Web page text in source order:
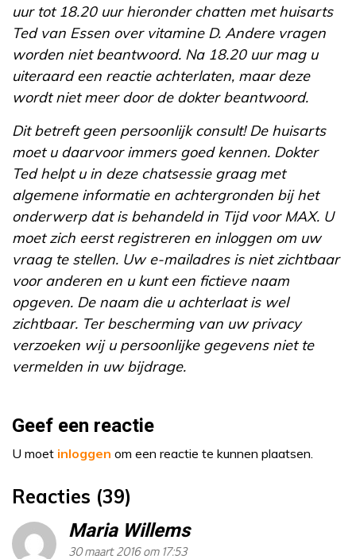
uur tot 18.20 uur hieronder chatten met huisarts
Ted van Essen over vitamine D. Andere vragen
worden niet beantwoord. Na 18.20 uur mag u
uiteraard een reactie achterlaten, maar deze
wordt niet meer door de dokter beantwoord.
Dit betreft geen persoonlijk consult! De huisarts
moet u daarvoor immers goed kennen. Dokter
Ted helpt u in deze chatsessie graag met
algemene informatie en achtergronden bij het
onderwerp dat is behandeld in Tijd voor MAX. U
moet zich eerst registreren en inloggen om uw
vraag te stellen. Uw e-mailadres is niet zichtbaar
voor anderen en u kunt een fictieve naam
opgeven. De naam die u achterlaat is wel
zichtbaar. Ter bescherming van uw privacy
verzoeken wij u persoonlijke gegevens niet te
vermelden in uw bijdrage.
Geef een reactie
U moet inloggen om een reactie te kunnen plaatsen.
Reacties (39)
Maria Willems
30 maart 2016 om 17:53